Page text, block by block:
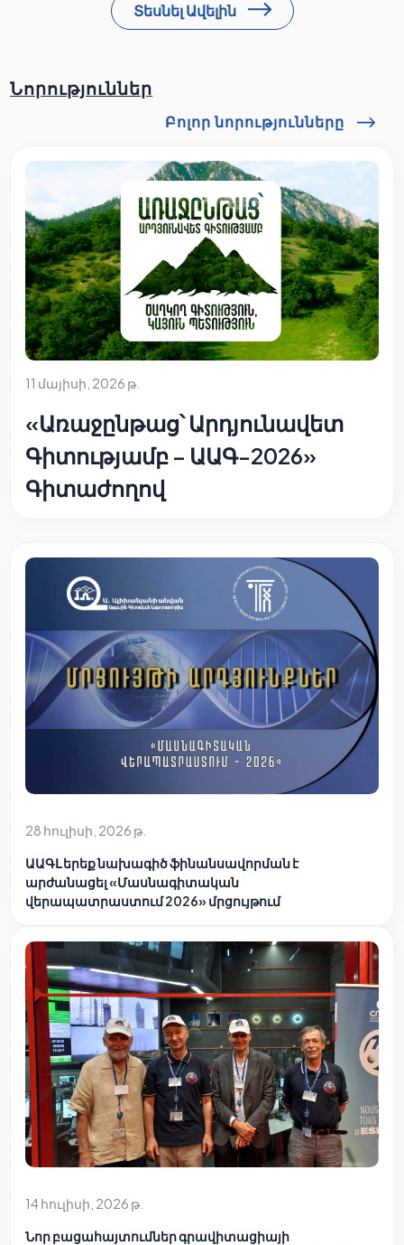
Տեսնել Ավելին
Նորություններ
Բոլոր նորությունները
11 մայիսի, 2026 թ.
«Առաջընթաց՝ Արդյունավետ
Գիտությամբ – ԱԱԳ-2026»
Գիտաժողով
28 հուլիսի, 2026 թ.
ԱԱԳԼ երեք նախագիծ ֆինանսավորման է
արժանացել «Մասնագիտական
վերապատրաստում 2026» մրցույթում
14 հուլիսի, 2026 թ.
Նոր բացահայտումներ գրավիտացիայի